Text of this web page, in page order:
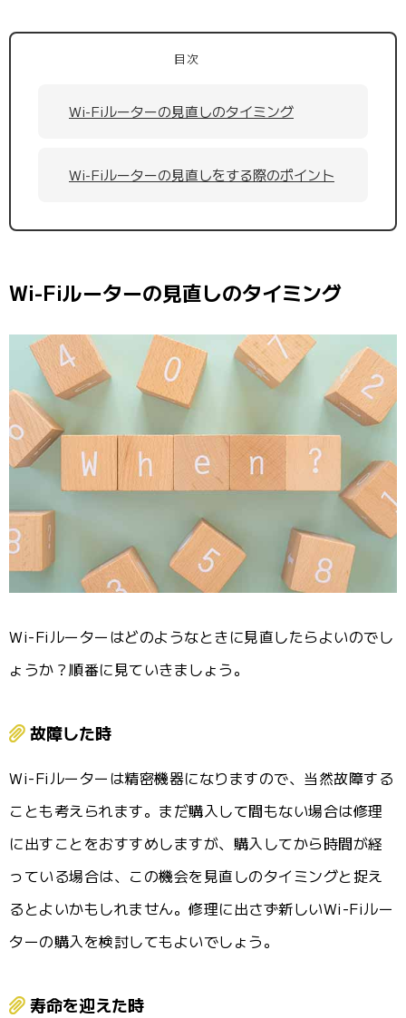
目次
Wi-Fiルーターの見直しのタイミング
Wi-Fiルーターの見直しをする際のポイント
Wi-Fiルーターの見直しのタイミング
Wi-Fiルーターはどのようなときに見直したらよいのでし
ょうか？順番に見ていきましょう。
故障した時
Wi-Fiルーターは精密機器になりますので、当然故障する
ことも考えられます。まだ購入して間もない場合は修理
に出すことをおすすめしますが、購入してから時間が経
っている場合は、この機会を見直しのタイミングと捉え
るとよいかもしれません。修理に出さず新しいWi-Fiルー
ターの購入を検討してもよいでしょう。
寿命を迎えた時